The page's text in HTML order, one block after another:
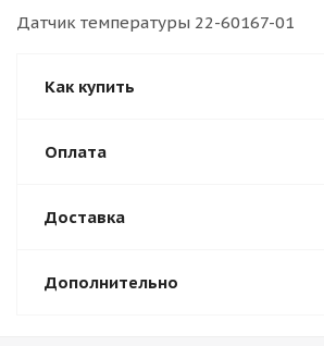
Датчик температуры 22-60167-01
Как купить
Оплата
Доставка
Дополнительно